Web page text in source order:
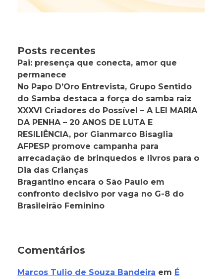
Posts recentes
Pai: presença que conecta, amor que
permanece
No Papo D’Oro Entrevista, Grupo Sentido
do Samba destaca a força do samba raiz
XXXVI Criadores do Possível – A LEI MARIA
DA PENHA – 20 ANOS DE LUTA E
RESILIÊNCIA, por Gianmarco Bisaglia
AFPESP promove campanha para
arrecadação de brinquedos e livros para o
Dia das Crianças
Bragantino encara o São Paulo em
confronto decisivo por vaga no G-8 do
Brasileirão Feminino
Comentários
Marcos Tulio de Souza Bandeira em É